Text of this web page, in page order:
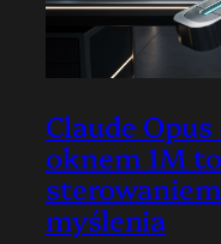
Claude
oknem 1M
myślenia